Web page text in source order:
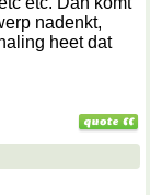
nadenkt,
heet dat